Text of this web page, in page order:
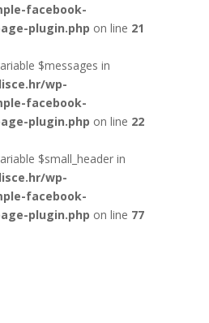
facebook-
plugin.php on line 21
$messages in
wp-
facebook-
plugin.php on line 22
$small_header in
wp-
facebook-
plugin.php on line 77